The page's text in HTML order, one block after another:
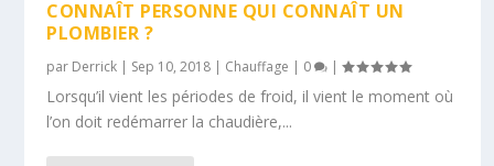
CONNAÎT PERSONNE QUI CONNAÎT UN
PLOMBIER ?
par Derrick | Sep 10, 2018 | Chauffage | 0 |
Lorsqu’il vient les périodes de froid, il vient le moment où
l’on doit redémarrer la chaudière,...